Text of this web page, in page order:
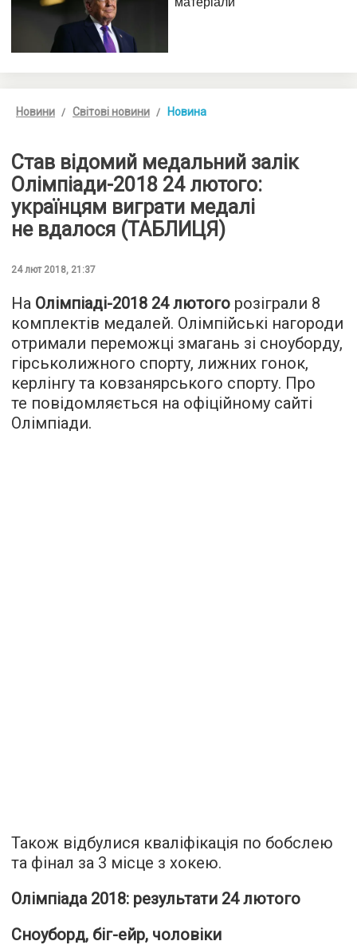
Новини Світові новини Новина
Став відомий медальний залік
Олімпіади-2018 24 лютого:
українцям виграти медалі
не вдалося (ТАБЛИЦЯ)
24 лют 2018, 21:37
На Олімпіаді-2018 24 лютого розіграли 8
комплектів медалей. Олімпійські нагороди
отримали переможці змагань зі сноуборду,
гірськолижного спорту, лижних гонок,
керлінгу та ковзанярського спорту. Про
те повідомляється на офіційному сайті
Олімпіади.
Також відбулися кваліфікація по бобслею
та фінал за 3 місце з хокею.
Олімпіада 2018: результати 24 лютого
Сноуборд, біг-ейр, чоловіки